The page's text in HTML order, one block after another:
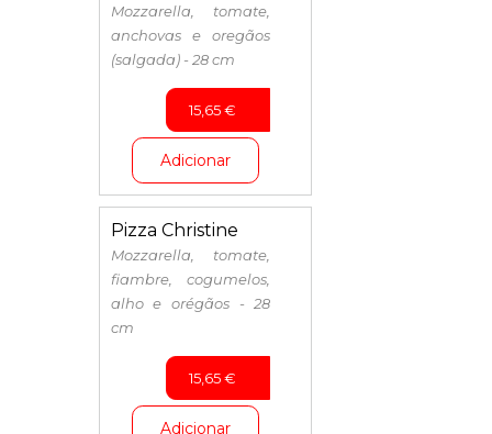
Mozzarella, tomate,
anchovas e oregãos
(salgada) - 28 cm
15,65€
Adicionar
Pizza Christine
Mozzarella, tomate,
fiambre, cogumelos,
alho e orégãos - 28
cm
15,65€
Adicionar